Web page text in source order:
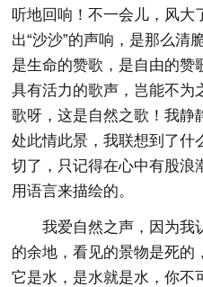
听地回响！不一会儿，风大
出“沙沙”的声响，是那么清
是生命的赞歌，是自由的赞
具有活力的歌声，岂能不为
歌呀，这是自然之歌！我静
处此情此景，我联想到了什
切了，只记得在心中有股浪
用语言来描绘的。
我爱自然之声，因为我
的余地，看见的景物是死的
它是水，是水就是水，你不